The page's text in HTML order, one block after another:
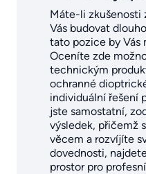
Máte-li zkušenosti
Vás budovat
tato pozice by Vás
Oceníte zde
technickým
ochranné
individuální řešení
jste samostatní,
výsledek, přičemž
věcem a rozvíjíte
dovednosti,
prostor pro